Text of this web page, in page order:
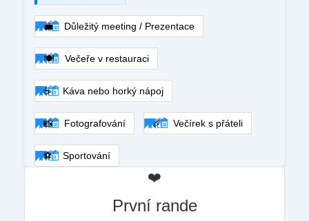
💼 Důležitý meeting / Prezentace
🍽️ Večeře v restauraci
☕ Káva nebo horký nápoj
📸 Fotografování 🎉 Večírek s přáteli
⚽ Sportování
❤️
První rande